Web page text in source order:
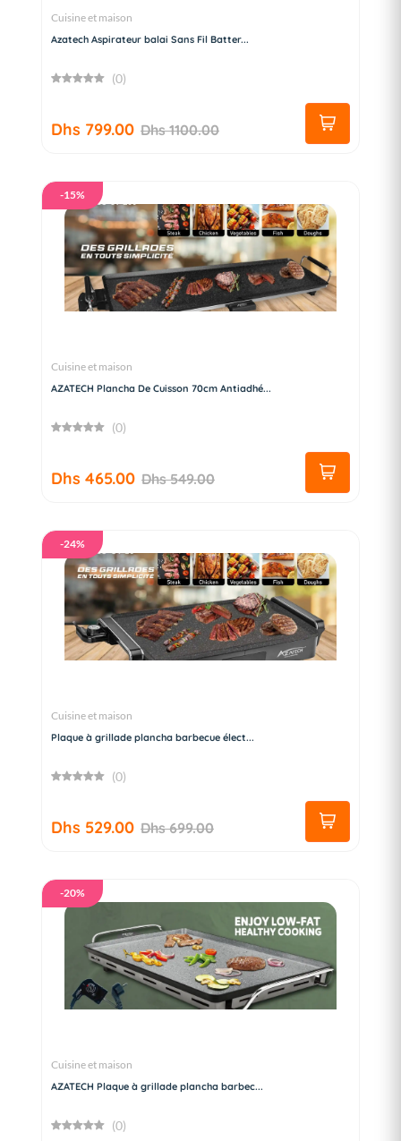
Cuisine et maison
Azatech Aspirateur balai Sans Fil Batter...
(0)
Dhs 799.00 Dhs 1100.00
-15%
Cuisine et maison
AZATECH Plancha De Cuisson 70cm Antiadhé...
(0)
Dhs 465.00 Dhs 549.00
-24%
Cuisine et maison
Plaque à grillade plancha barbecue élect...
(0)
Dhs 529.00 Dhs 699.00
-20%
Cuisine et maison
AZATECH Plaque à grillade plancha barbec...
(0)